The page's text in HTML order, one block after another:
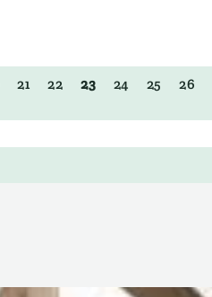
21 22 23 24 25 26